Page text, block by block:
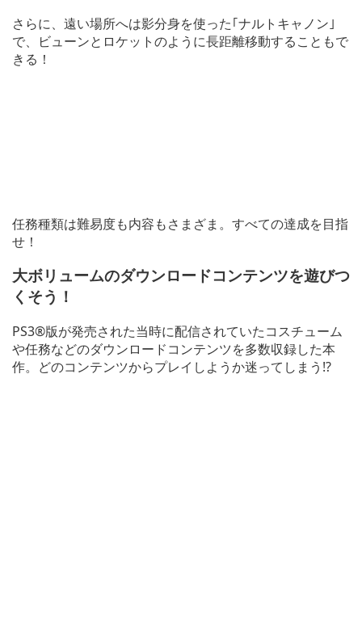
さらに、遠い場所へは影分身を使った｢ナルトキャノン｣
で、ビューンとロケットのように長距離移動することもで
きる！
任務種類は難易度も内容もさまざま。すべての達成を目指
せ！
大ボリュームのダウンロードコンテンツを遊びつ
くそう！
PS3®版が発売された当時に配信されていたコスチューム
や任務などのダウンロードコンテンツを多数収録した本
作。どのコンテンツからプレイしようか迷ってしまう!?